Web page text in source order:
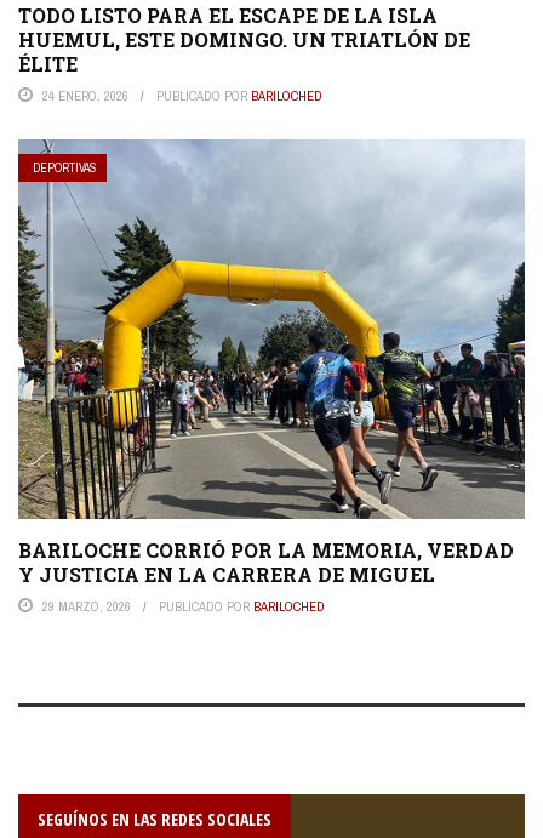
TODO LISTO PARA EL ESCAPE DE LA ISLA
HUEMUL, ESTE DOMINGO. UN TRIATLÓN DE
ÉLITE
24 ENERO, 2026 PUBLICADO POR BARILOCHED
DEPORTIVAS
BARILOCHE CORRIÓ POR LA MEMORIA, VERDAD
Y JUSTICIA EN LA CARRERA DE MIGUEL
29 MARZO, 2026 PUBLICADO POR BARILOCHED
SEGUÍNOS EN LAS REDES SOCIALES